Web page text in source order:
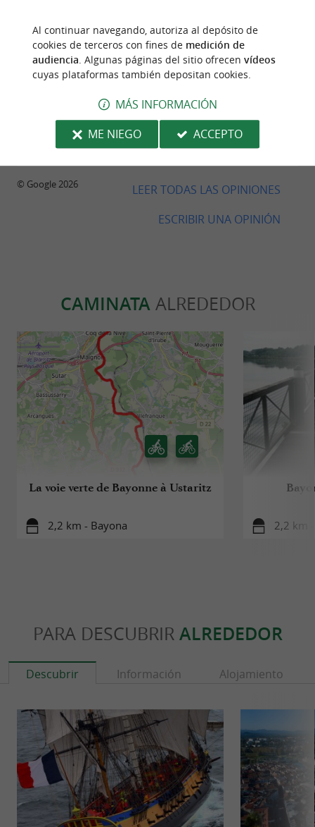
Opinión publicada por Marie Dominique
Destouesse el 04/07/2026
Una experiencia excepcional con una masajista que
tiene manos mágicas. Sin duda volveré.
LEER TODAS LAS OPINIONES
ESCRIBIR UNA OPINIÓN
© Google 2026
CAMINATAALREDEDOR
La voie verte de Bayonne à Ustaritz
2,2 km - Bayona 2,2 km
PARA DESCUBRIR ALREDEDOR
Descubrir Información Alojamiento
Al continuar navegando, autoriza al depósito de
cookies de terceros con fines de medición de
audiencia. Algunas páginas del sitio ofrecen vídeos
cuyas plataformas también depositan cookies.
MÁS INFORMACIÓN
ME NIEGO
ACCEPTO